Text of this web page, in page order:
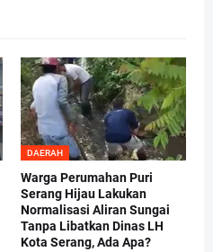
DAERAH
Warga Perumahan Puri
Serang Hijau Lakukan
Normalisasi Aliran Sungai
Tanpa Libatkan Dinas LH
Kota Serang, Ada Apa?